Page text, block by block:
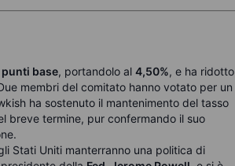
punti base, portandolo al 4,50%, e ha ridotto
membri del comitato hanno votato per un
ha sostenuto il mantenimento del tasso
breve termine, pur confermando il suo
Stati Uniti manterranno una politica di